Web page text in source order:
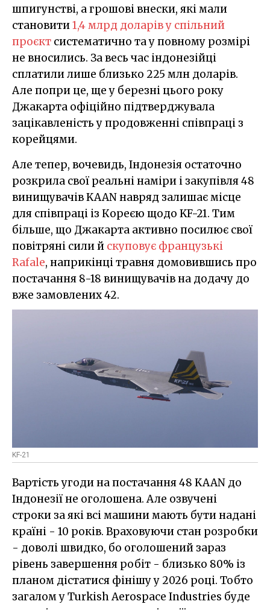
шпигунстві, а грошові внески, які мали
становити1,4 млрд доларів у спільний
проєкт систематично та у повному розмірі
не вносились. За весь час індонезійці
сплатили лише близько 225 млн доларів.
Але попри це, ще у березні цього року
Джакарта офіційно підтверджувала
зацікавленість у продовженні співпраці з
корейцями.
Але тепер, вочевидь, Індонезія остаточно
розкрила свої реальні наміри і закупівля 48
винищувачів KAAN навряд залишає місце
для співпраці із Кореєю щодо KF-21. Тим
більше, що Джакарта активно посилює свої
повітряні сили й скуповує французькі
Rafale, наприкінці травня домовившись про
постачання 8-18 винищувачів на додачу до
вже замовлених 42.
KF-21
Вартість угоди на постачання 48 KAAN до
Індонезії не оголошена. Але озвучені
строки за які всі машини мають бути надані
країні - 10 років. Враховуючи стан розробки
- доволі швидко, бо оголошений зараз
рівень завершення робіт - близько 80% із
планом дістатися фінішу у 2026 році. Тобто
загалом у Turkish Aerospace Industries буде